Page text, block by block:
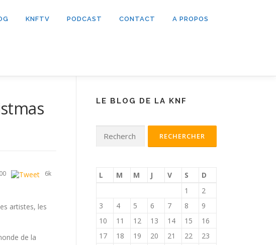
KNFTV PODCAST CONTACT A PROPOS
6k
artistes, les
de la
LE BLOG DE LA KNF
L M M J V S
D
1
2
3
4 5 6 7 8
9
10
11 12 13 14 15
16
17
18 19 20 21 22
23